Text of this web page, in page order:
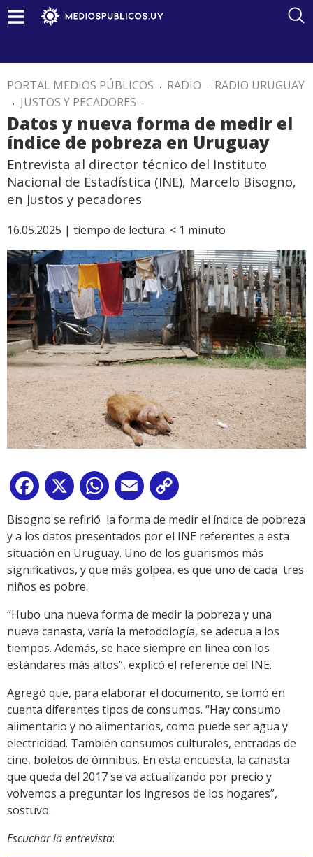
PORTAL MEDIOS PÚBLICOS . RADIO . RADIO URUGUAY
. JUSTOS Y PECADORES .
Datos y nueva forma de medir el
índice de pobreza en Uruguay
Entrevista al director técnico del Instituto
Nacional de Estadística (INE), Marcelo Bisogno,
en Justos y pecadores
16.05.2025 | tiempo de lectura: < 1 minuto
Facebook
X WhatsApp
Email
Link
Bisogno se refirió la forma de medir el índice de pobreza
y a los datos presentados por el INE referentes a esta
situación en Uruguay. Uno de los guarismos más
significativos, y que más golpea, es que uno de cada tres
niños es pobre.
“Hubo una nueva forma de medir la pobreza y una
nueva canasta, varía la metodología, se adecua a los
tiempos. Además, se hace siempre en línea con los
estándares más altos”, explicó el referente del INE.
Agregó que, para elaborar el documento, se tomó en
cuenta diferentes tipos de consumos. “Hay consumo
alimentario y no alimentarios, como puede ser agua y
electricidad. También consumos culturales, entradas de
cine, boletos de ómnibus. En esta encuesta, la canasta
que queda del 2017 se va actualizando por precio y
volvemos a preguntar los ingresos de los hogares”,
sostuvo.
Escuchar la entrevista: